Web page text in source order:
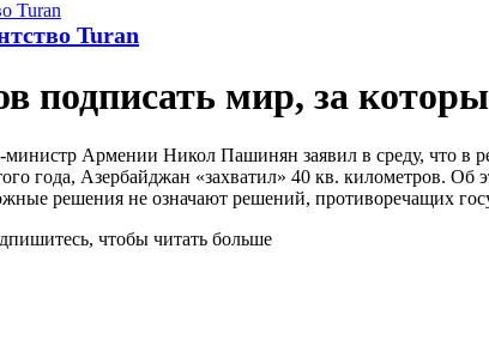
Turan
подписать мир, за
Армении Никол Пашинян заявил в среду, что в
года, Азербайджан «захватил» 40 кв. километров. Об
решения не означают решений, противоречащих
чтобы читать больше